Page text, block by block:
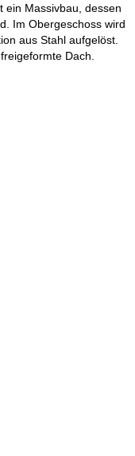
ein Massivbau, dessen
Im Obergeschoss wird
aus Stahl aufgelöst.
Dach.